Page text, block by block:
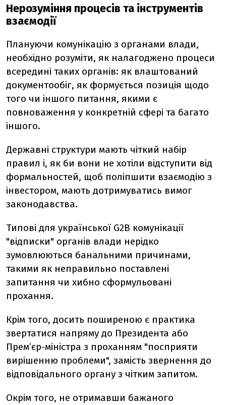
Нерозуміння процесів та інструментів
взаємодії
Плануючи комунікацію з органами влади,
необхідно розуміти, як налагоджено процеси
всередині таких органів: як влаштований
документообіг, як формується позиція щодо
того чи іншого питання, якими є
повноваження у конкретній сфері та багато
іншого.
Державні структури мають чіткий набір
правил і, як би вони не хотіли відступити від
формальностей, щоб поліпшити взаємодію з
інвестором, мають дотримуватись вимог
законодавства.
Типові для української G2B комунікації
"відписки" органів влади нерідко
зумовлюються банальними причинами,
такими як неправильно поставлені
запитання чи хибно сформульовані
прохання.
Крім того, досить поширеною є практика
звертатися напряму до Президента або
Прем’єр-міністра з проханням "посприяти
вирішенню проблеми", замість звернення до
відповідального органу з чітким запитом.
Окрім того, не отримавши бажаного